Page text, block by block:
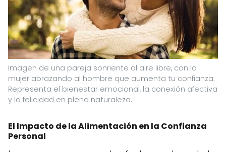
Imagen de una pareja sonriente al aire libre, con la
mujer abrazando al hombre que aumenta tu confianza.
Representa el bienestar emocional, la conexión afectiva
y la felicidad en plena naturaleza.
El Impacto de la Alimentación en la Confianza
Personal